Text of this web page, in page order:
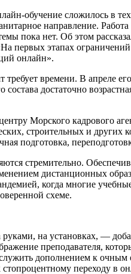
обучение сложилось в
направление.
пока нет. Об этом
первых этапах
онлайн».
времени. В апреле
состава достаточно
Морского кадрового
строительных и
подготовка,
стремительно.
дистанционных
когда многие
схеме.
на установках, —
преподавателя,
дополнением к
переходу в